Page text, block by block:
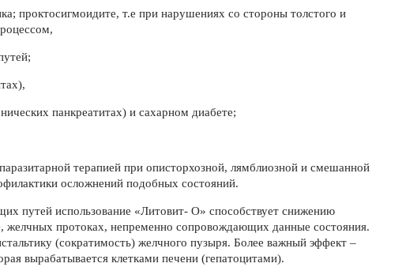
проктосигмоидите, т.е при нарушениях со стороны толстого и
панкреатитах) и сахарном диабете;
терапией при описторхозной, лямблиозной и смешанной
осложнений подобных состояний.
путей использование «Литовит- О» способствует снижению
желчных протоках, непременно сопровождающих данные состояния.
(сократимость) желчного пузыря. Более важный эффект –
вырабатывается клетками печени (гепатоцитами).